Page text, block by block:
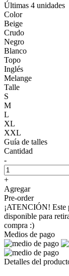
Últimas 4 unidades
Color
Beige
Crudo
Negro
Blanco
Topo
Inglés
Melange
Talle
S
M
L
XL
XXL
Guía de talles
Cantidad
-
+
Agregar
Pre-order
¡ATENCIÓN! Este
disponible para
compra :)
Medios de pago
Detalles del